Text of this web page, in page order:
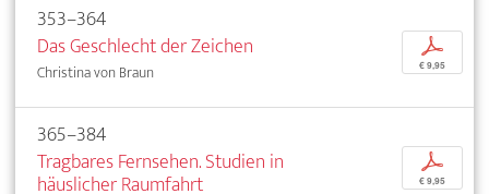
353–364
Das Geschlecht der Zeichen
Christina von Braun
p
€ 9,95
365–384
Tragbares Fernsehen. Studien in
häuslicher Raumfahrt
p
€ 9,95